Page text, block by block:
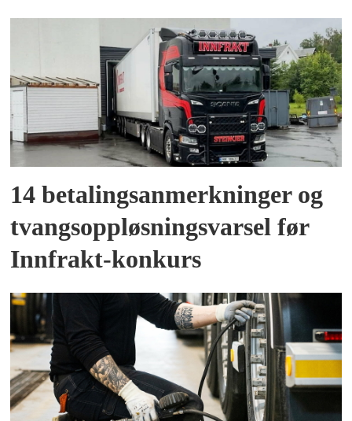
14 betalingsanmerkninger og
tvangsoppløsningsvarsel før
Innfrakt-konkurs